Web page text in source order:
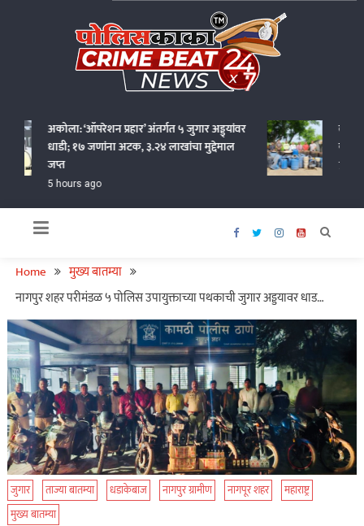
अकोला: ‘ऑपरेशन प्रहार’ अंतर्गत ५ जुगार अड्ड्यांवर
धाडी; १७ जणांना अटक, ३.२४ लाखांचा मुद्देमाल
जप्त
5 hours ago
वर्धा
कोटींचा
7 hours
Home
मुख्य बातम्या
नागपुर शहर परीमंडळ ५ पोलिस उपायुक्ताच्या पथकाची जुगार अड्डयावर धाड…
जुगार ताज्या बातम्या धडाकेबाज नागपुर ग्रामीण नागपूर शहर
महाराष्ट्र
मुख्य बातम्या